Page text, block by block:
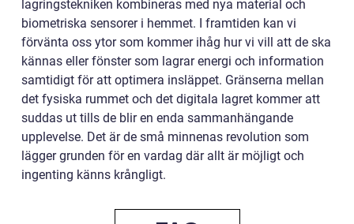
lagringstekniken kombineras med nya material och
biometriska sensorer i hemmet. I framtiden kan vi
förvänta oss ytor som kommer ihåg hur vi vill att de ska
kännas eller fönster som lagrar energi och information
samtidigt för att optimera insläppet. Gränserna mellan
det fysiska rummet och det digitala lagret kommer att
suddas ut tills de blir en enda sammanhängande
upplevelse. Det är de små minnenas revolution som
lägger grunden för en vardag där allt är möjligt och
ingenting känns krångligt.